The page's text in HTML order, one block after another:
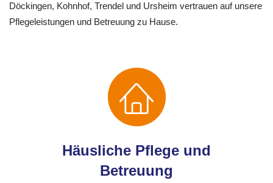
Döckingen, Kohnhof, Trendel und Ursheim vertrauen auf unsere
Pflegeleistungen und Betreuung zu Hause.
Häusliche Pflege und
Betreuung